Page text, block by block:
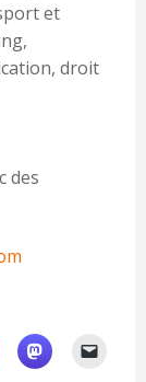
et
droit
des